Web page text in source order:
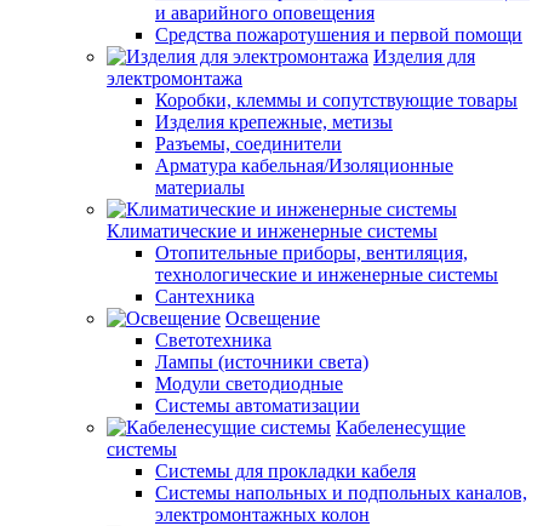
и аварийного оповещения
Средства пожаротушения и первой помощи
Изделия для
электромонтажа
Коробки, клеммы и сопутствующие товары
Изделия крепежные, метизы
Разъемы, соединители
Арматура кабельная/Изоляционные
материалы
Климатические и инженерные системы
Отопительные приборы, вентиляция,
технологические и инженерные системы
Сантехника
Освещение
Светотехника
Лампы (источники света)
Модули светодиодные
Системы автоматизации
Кабеленесущие
системы
Системы для прокладки кабеля
Системы напольных и подпольных каналов,
электромонтажных колон